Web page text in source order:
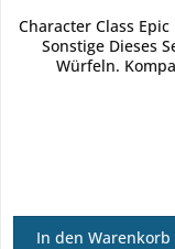
Character Class
Sonstige Dieses
Würfeln.
In den Warenkorb